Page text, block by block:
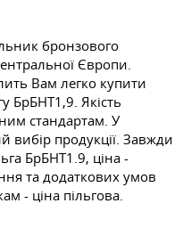
бронзового
Європи.
Вам легко купити
БрБНТ1,9. Якість
стандартам. У
вибір продукції. Завжди
БрБНТ1.9, ціна -
та додаткових умов
- ціна пільгова.